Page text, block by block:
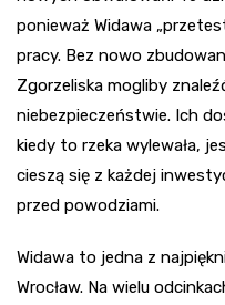
ponieważ Widawa
pracy. Bez nowo
Zgorzeliska mogliby
niebezpieczeństwie. Ich
kiedy to rzeka wylewała,
cieszą się z każdej
przed powodziami.
Widawa to jedna z
Wrocław. Na wielu